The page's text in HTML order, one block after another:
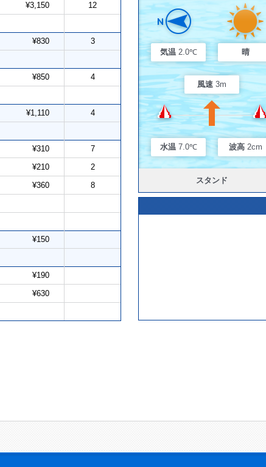
¥3,150 12
¥830 3
¥850 4
¥1,110 4
¥310 7
¥210 2
¥360 8
¥150
¥190
¥630
気温 2.0℃ 晴
風速 3m
水温 7.0℃ 波高 2cm
スタンド